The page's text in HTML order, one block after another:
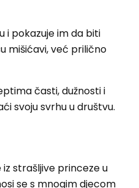
i pokazuje im da biti
mišićavi, već prilično
časti, dužnosti i
svoju svrhu u društvu.
strašljive princeze u
se s mnogim djecom